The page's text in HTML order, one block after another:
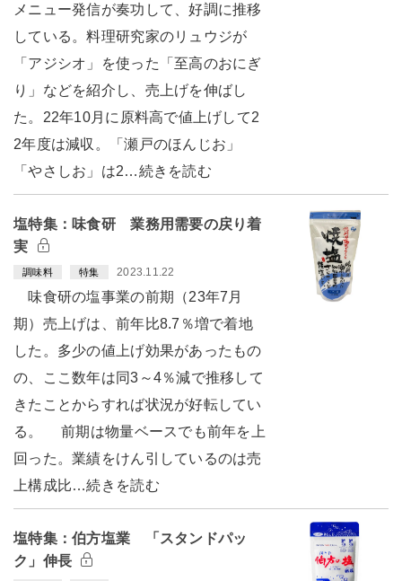
メニュー発信が奏功して、好調に推移
している。料理研究家のリュウジが
「アジシオ」を使った「至高のおにぎ
り」などを紹介し、売上げを伸ばし
た。22年10月に原料高で値上げして2
2年度は減収。「瀬戸のほんじお」
「やさしお」は2…続きを読む
塩特集：味食研 業務用需要の戻り着
実
調味料 特集 2023.11.22
味食研の塩事業の前期（23年7月
期）売上げは、前年比8.7％増で着地
した。多少の値上げ効果があったもの
の、ここ数年は同3～4％減で推移して
きたことからすれば状況が好転してい
る。 前期は物量ベースでも前年を上
回った。業績をけん引しているのは売
上構成比…続きを読む
塩特集：伯方塩業 「スタンドパッ
ク」伸長